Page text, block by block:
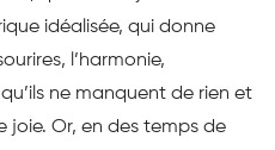
idéalisée, qui donne
l’harmonie,
ne manquent de rien et
joie. Or, en des temps de